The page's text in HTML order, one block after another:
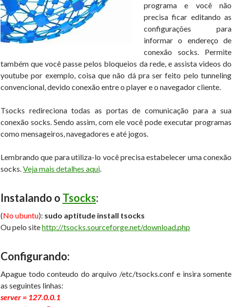
programa e você não
precisa ficar editando as
configurações para
informar o endereço de
conexão socks. Permite
também que você passe pelos bloqueios da rede, e assista videos do
youtube por exemplo, coisa que não dá pra ser feito pelo tunneling
convencional, devido conexão entre o player e o navegador cliente.
Tsocks redireciona todas as portas de comunicação para a sua
conexão socks. Sendo assim, com ele você pode executar programas
como mensageiros, navegadores e até jogos.
Lembrando que para utiliza-lo você precisa estabelecer uma conexão
socks.Veja mais detalhes aqui.
Instalando o Tsocks:
(No ubuntu): sudo aptitude install tsocks
Ou pelo sitehttp://tsocks.sourceforge.net/download.php
Configurando:
Apague todo conteudo do arquivo /etc/tsocks.conf e insira somente
as seguintes linhas:
server = 127.0.0.1